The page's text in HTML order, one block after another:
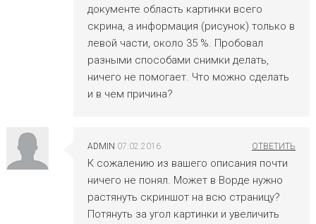
документе область картинки всего
скрина, а информация (рисунок) только в
левой части, около 35 %. Пробовал
разными способами снимки делать,
ничего не помогает. Что можно сделать
и в чем причина?
ADMIN 07.02.2016
К сожалению из вашего описания почти
ничего не понял. Может в Ворде нужно
растянуть скриншот на всю страницу?
Потянуть за угол картинки и увеличить